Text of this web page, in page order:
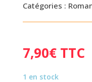
Catégories :
7,90€ TTC
1 en stock